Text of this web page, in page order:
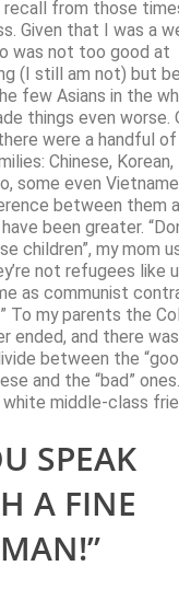
recall from those
Given that I was a
was not too good at
(I still am not) but
few Asians in the
things even worse.
were a handful
Chinese, Korean,
some even
between them
been greater.
children”, my mom
not refugees like
as communist
To my parents the
ended, and there
between the
and the “bad” ones.
white middle-class
SPEAK
A FINE